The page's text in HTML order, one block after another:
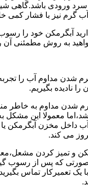
ورودی باشد.گاهی
گرم نیز با فشار کمی
آبگرمکن خود را رسوب
به روش مطمئنی آن
شدن مداوم آب را
را نادیده بگیریم.
شدن مداوم به خاطر
معمولا این مشکل
داخل مخزن آبگرمکن
می کند.
و تمیز کردن
که پس از رسوب
یک تعمیرکار تماس